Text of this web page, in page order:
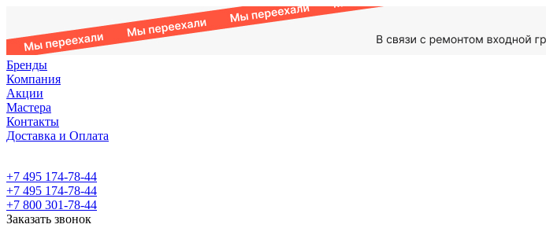
Бренды
Компания
Акции
Мастера
Контакты
Доставка и Оплата
+7 495 174-78-44
+7 495 174-78-44
+7 800 301-78-44
Заказать звонок